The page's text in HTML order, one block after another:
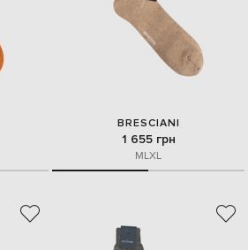
BRESCIANI
1 655 грн
MLXL